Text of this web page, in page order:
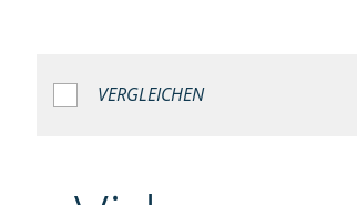
VERGLEICHEN